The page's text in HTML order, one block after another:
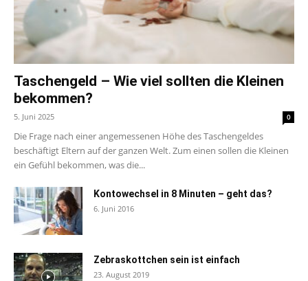
Taschengeld – Wie viel sollten die Kleinen
bekommen?
5. Juni 2025 0
Die Frage nach einer angemessenen Höhe des Taschengeldes
beschäftigt Eltern auf der ganzen Welt. Zum einen sollen die Kleinen
ein Gefühl bekommen, was die...
Kontowechsel in 8 Minuten – geht das?
6. Juni 2016
Zebraskottchen sein ist einfach
23. August 2019